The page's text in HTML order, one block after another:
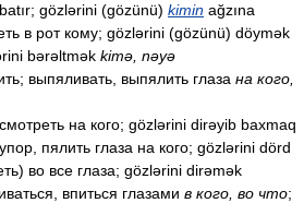
gözlərini (gözünü) kimin ağzına
в рот кому; gözlərini (gözünü) döymək
bərəltmək kimə, nəyə
выпяливать, выпялить глаза на кого,
на кого; gözlərini dirəyib baxmaq
пялить глаза на кого; gözlərini dörd
во все глаза; gözlərini dirəmək
впиться глазами в кого, во что;